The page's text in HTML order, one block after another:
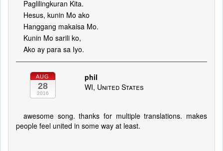
Paglilingkuran Kita.
Hesus, kunin Mo ako
Hanggang makaisa Mo.
Kunin Mo sarili ko,
Ako ay para sa Iyo.
AUG
28
2016
phil
WI, United States
awesome song. thanks for multiple translations. makes
people feel united in some way at least.